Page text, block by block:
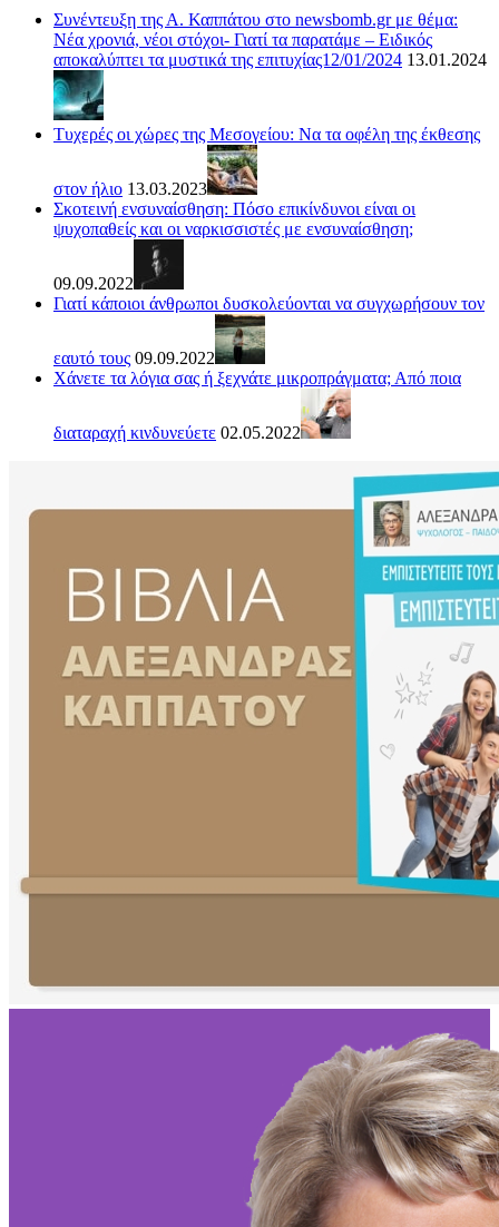
Συνέντευξη της Α. Καππάτου στο newsbomb.gr με θέμα:
Νέα χρονιά, νέοι στόχοι- Γιατί τα παρατάμε – Ειδικός
αποκαλύπτει τα μυστικά της επιτυχίας12/01/2024 13.01.2024
Τυχερές οι χώρες της Μεσογείου: Να τα οφέλη της έκθεσης
στον ήλιο 13.03.2023
Σκοτεινή ενσυναίσθηση: Πόσο επικίνδυνοι είναι οι
ψυχοπαθείς και οι ναρκισσιστές με ενσυναίσθηση;
09.09.2022
Γιατί κάποιοι άνθρωποι δυσκολεύονται να συγχωρήσουν τον
εαυτό τους 09.09.2022
Χάνετε τα λόγια σας ή ξεχνάτε μικροπράγματα; Από ποια
διαταραχή κινδυνεύετε 02.05.2022